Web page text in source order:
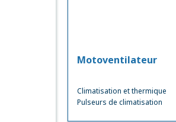
Motoventilateur
Climatisation et thermique
Pulseurs de climatisation